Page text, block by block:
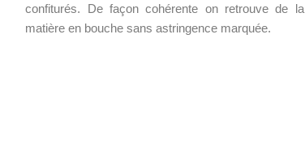
confiturés. De façon cohérente on retrouve de la
matière en bouche sans astringence marquée.